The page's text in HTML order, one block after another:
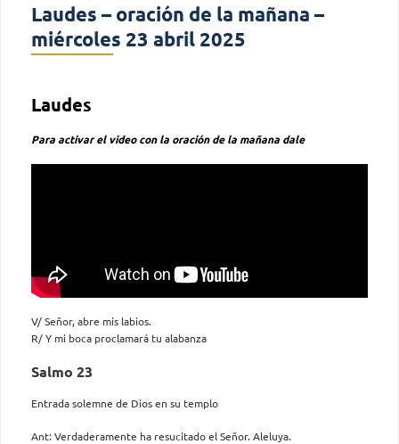
Laudes – oración de la mañana –
miércoles 23 abril 2025
Laudes
Para activar el video con la oración de la mañana dale
V/ Señor, abre mis labios.
R/ Y mi boca proclamará tu alabanza
Salmo 23
Entrada solemne de Dios en su templo
Ant: Verdaderamente ha resucitado el Señor. Aleluya.